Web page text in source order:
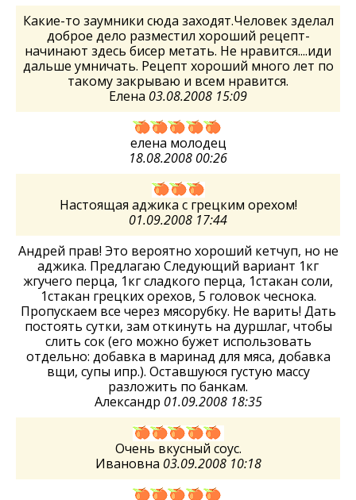
Какие-то заумники сюда заходят.Человек зделал
доброе дело разместил хороший рецепт-
начинают здесь бисер метать. Не нравится....иди
дальше умничать. Рецепт хороший много лет по
такому закрываю и всем нравится.
Елена 03.08.2008 15:09
елена молодец
18.08.2008 00:26
Настоящая аджика с грецким орехом!
01.09.2008 17:44
Андрей прав! Это вероятно хороший кетчуп, но не
аджика. Предлагаю Следующий вариант 1кг
жгучего перца, 1кг сладкого перца, 1стакан соли,
1стакан грецких орехов, 5 головок чеснока.
Пропускаем все через мясорубку. Не варить! Дать
постоять сутки, зам откинуть на дуршлаг, чтобы
слить сок (его можно бужет использовать
отдельно: добавка в маринад для мяса, добавка
вщи, супы ипр.). Оставшуюся густую массу
разложить по банкам.
Александр 01.09.2008 18:35
Очень вкусный соус.
Ивановна 03.09.2008 10:18